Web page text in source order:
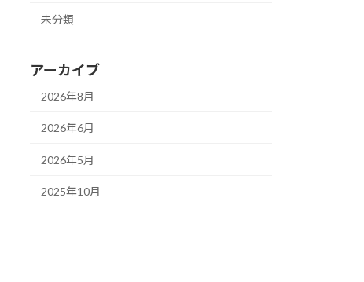
未分類
アーカイブ
2026年8月
2026年6月
2026年5月
2025年10月